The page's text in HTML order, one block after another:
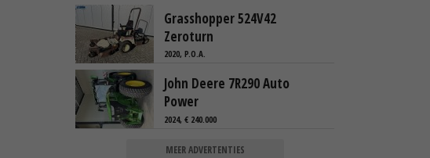
Grasshopper 524V42
Zeroturn
2020, P.O.A.
John Deere 7R290 Auto
Power
2024, € 240.000
MEER ADVERTENTIES